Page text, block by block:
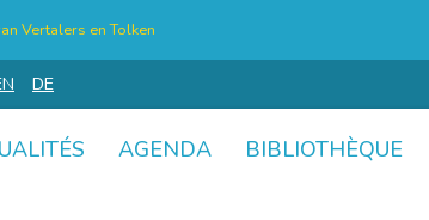
Vertalers en Tolken
DE
AGENDA BIBLIOTHÈQUE